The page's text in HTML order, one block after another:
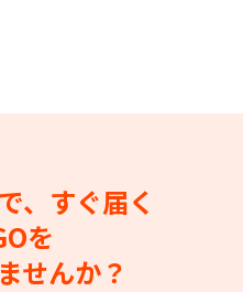
、すぐ届く
を
せんか？